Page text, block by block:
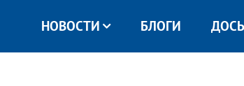
НОВОСТИ БЛОГИ